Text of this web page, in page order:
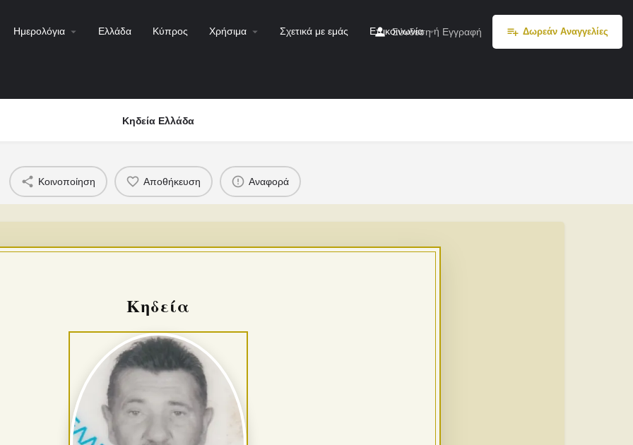
Ημερολόγια Ελλάδα Κύπρος Χρήσιμα Σχετικά με εμάς Επικοινωνία
Σύνδεση ή Εγγραφή Δωρεάν Αναγγελίες
Κηδεία Ελλάδα
Κοινοποίηση Αποθήκευση Αναφορά
Κηδεία